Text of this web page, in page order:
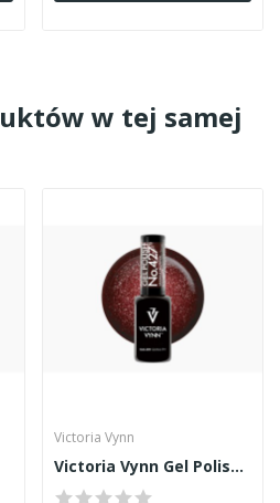
w tej samej
Victoria Vynn
Victoria Vynn Gel Polish 427 8ml